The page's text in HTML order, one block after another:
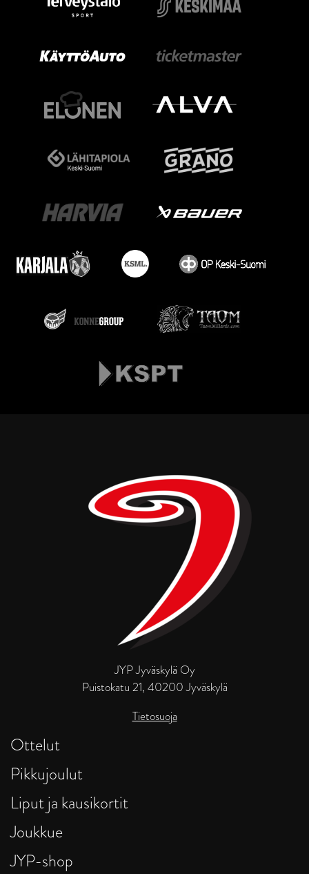
JYP Jyväskylä Oy
Puistokatu 21, 40200 Jyväskylä
Tietosuoja
Ottelut
Pikkujoulut
Liput ja kausikortit
Joukkue
JYP-shop